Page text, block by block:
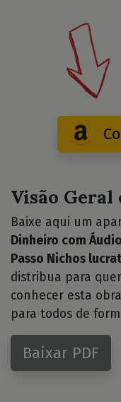
Visão Geral
Baixe aqui um
Dinheiro com
Passo Nichos
distribua para
conhecer esta
para todos de
Baixar PDF